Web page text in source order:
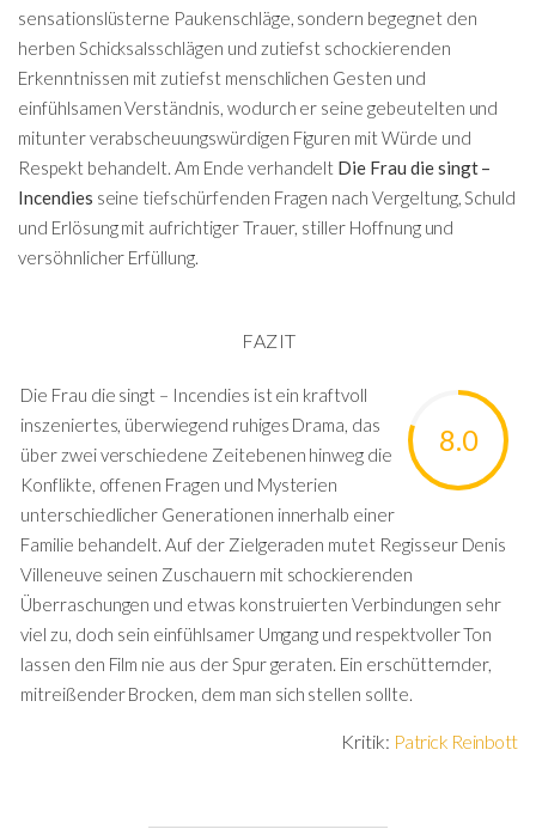
sensationslüsterne Paukenschläge, sondern begegnet den
herben Schicksalsschlägen und zutiefst schockierenden
Erkenntnissen mit zutiefst menschlichen Gesten und
einfühlsamen Verständnis, wodurch er seine gebeutelten und
mitunter verabscheuungswürdigen Figuren mit Würde und
Respekt behandelt. Am Ende verhandelt Die Frau die singt –
Incendies seine tiefschürfenden Fragen nach Vergeltung, Schuld
und Erlösung mit aufrichtiger Trauer, stiller Hoffnung und
versöhnlicher Erfüllung.
FAZIT
8.0
Die Frau die singt – Incendies ist ein kraftvoll
inszeniertes, überwiegend ruhiges Drama, das
über zwei verschiedene Zeitebenen hinweg die
Konflikte, offenen Fragen und Mysterien
unterschiedlicher Generationen innerhalb einer
Familie behandelt. Auf der Zielgeraden mutet Regisseur Denis
Villeneuve seinen Zuschauern mit schockierenden
Überraschungen und etwas konstruierten Verbindungen sehr
viel zu, doch sein einfühlsamer Umgang und respektvoller Ton
lassen den Film nie aus der Spur geraten. Ein erschütternder,
mitreißender Brocken, dem man sich stellen sollte.
Kritik: Patrick Reinbott